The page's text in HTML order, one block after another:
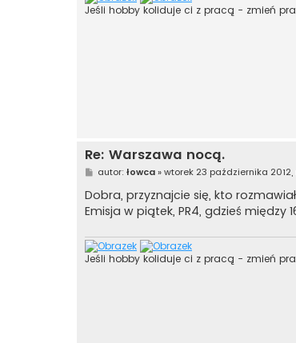
Jeśli hobby koliduje ci z pracą - zmień
Re: Warszawa nocą.
P
s
t
autor: łowca»wtorek 23 października 2012,
Dobra, przyznajcie się, kto
Emisja w piątek, PR4, gdzieś między
Jeśli hobby koliduje ci z pracą - zmień